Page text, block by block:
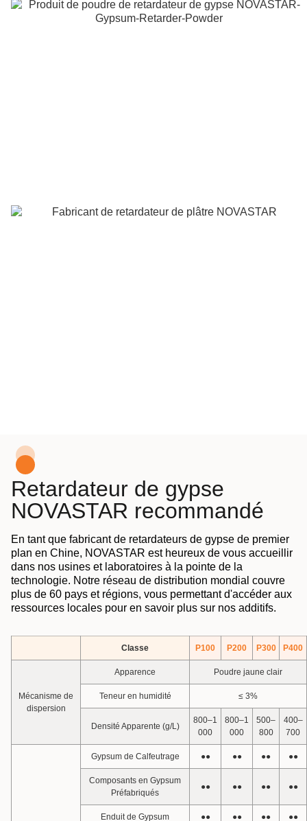
Retardateur de gypse
NOVASTAR recommandé
En tant que fabricant de retardateurs de gypse de premier
plan en Chine, NOVASTAR est heureux de vous accueillir
dans nos usines et laboratoires à la pointe de la
technologie. Notre réseau de distribution mondial couvre
plus de 60 pays et régions, vous permettant d'accéder aux
ressources locales pour en savoir plus sur nos additifs.
Classe P100 P200 P300 P400
Mécanisme de
dispersion
Apparence Poudre jaune clair
Teneur en humidité ≤ 3%
Densité Apparente (g/L)
800–1
000
800–1
000
500–
800
400–
700
Gypsum de Calfeutrage ●● ●● ●● ●●
Composants en Gypsum
Préfabriqués
●● ●● ●● ●●
Enduit de Gypsum ●● ●● ●● ●●